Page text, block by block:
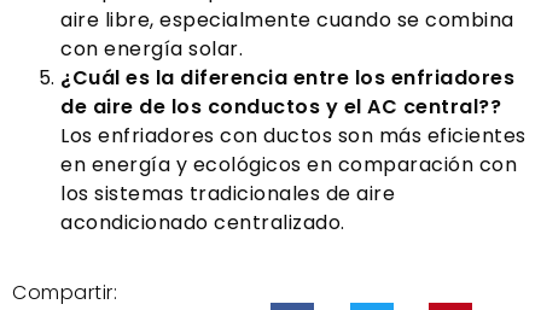
aire libre, especialmente cuando se combina
con energía solar.
¿Cuál es la diferencia entre los enfriadores
de aire de los conductos y el AC central??
Los enfriadores con ductos son más eficientes
en energía y ecológicos en comparación con
los sistemas tradicionales de aire
acondicionado centralizado.
Compartir: